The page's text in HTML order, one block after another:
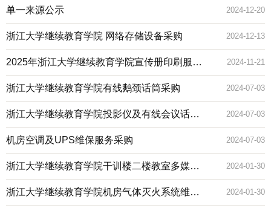
陈设计和制作实施服务项目
单一来源公示 2024-12-20
浙江大学继续教育学院 网络存储设备采购 2024-12-13
2025年浙江大学继续教育学院宣传册印刷服务
采购
2024-11-21
浙江大学继续教育学院有线鹅颈话筒采购 2024-07-03
浙江大学继续教育学院投影仪及有线会议话筒
采购
2024-07-03
机房空调及UPS维保服务采购 2024-07-03
浙江大学继续教育学院干训楼二楼教室多媒体
采购公告
2024-01-30
浙江大学继续教育学院机房气体灭火系统维保 2024-01-30